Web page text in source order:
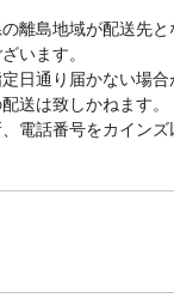
離島地域が配送先
います。
日通り届かない場合
送は致しかねます。
電話番号をカイン